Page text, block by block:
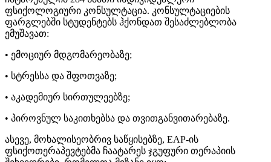
ფსიქოლოგიური კონსულტაცია. კონსულტაციების
ფარგლებში სტუდენტებს ჰქონდათ შესაძლებლობა
ემუშავათ:
• ემოციურ მდგომარეობაზე;
• სტრესსა და შფოთვაზე;
• აკადემიურ სირთულეებზე;
• პიროვნულ საკითხებსა და თვითგანვითარებაზე.
ასევე, მოხალისეობრივ საწყისებზე, EAP-ის
ფსიქოთერაპევტებმა ჩაატარეს ჯგუფური თერაპიის